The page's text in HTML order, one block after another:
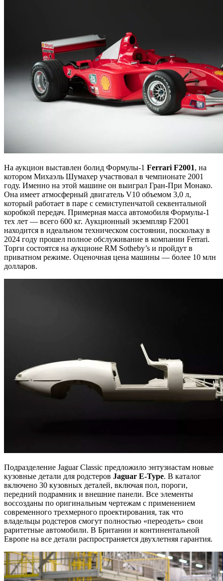
На аукцион выставлен болид Формулы-1 Ferrari F2001, на
котором Михаэль Шумахер участвовал в чемпионате 2001
году. Именно на этой машине он выиграл Гран-При Монако.
Она имеет атмосферный двигатель V10 объемом 3,0 л,
который работает в паре с семиступенчатой секвентальной
коробкой передач. Примерная масса автомобиля Формулы-1
тех лет — всего 600 кг. Аукционный экземпляр F2001
находится в идеальном техническом состоянии, поскольку в
2024 году прошел полное обслуживание в компании Ferrari.
Торги состоятся на аукционе RM Sotheby’s и пройдут в
приватном режиме. Оценочная цена машины — более 10 млн
долларов.
Подразделение Jaguar Classic предложило энтузиастам новые
кузовные детали для родстеров Jaguar E-Type. В каталог
включено 30 кузовных деталей, включая пол, пороги,
передний подрамник и внешние панели. Все элементы
воссозданы по оригинальным чертежам с применением
современного трехмерного проектирования, так что
владельцы родстеров смогут полностью «переодеть» свои
раритетные автомобили. В Британии и континентальной
Европе на все детали распространяется двухлетняя гарантия.